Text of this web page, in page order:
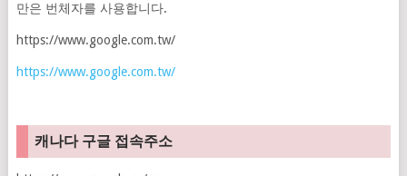
만은 번체자를 사용합니다.
https://www.google.com.tw/
https://www.google.com.tw/
캐나다 구글 접속주소